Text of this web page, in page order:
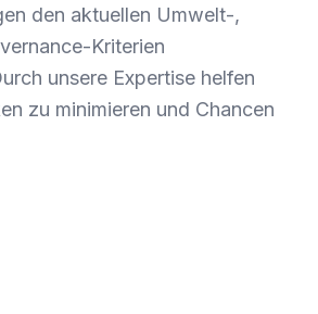
den aktuellen Umwelt-,
Kriterien
unsere Expertise helfen
zu minimieren und Chancen